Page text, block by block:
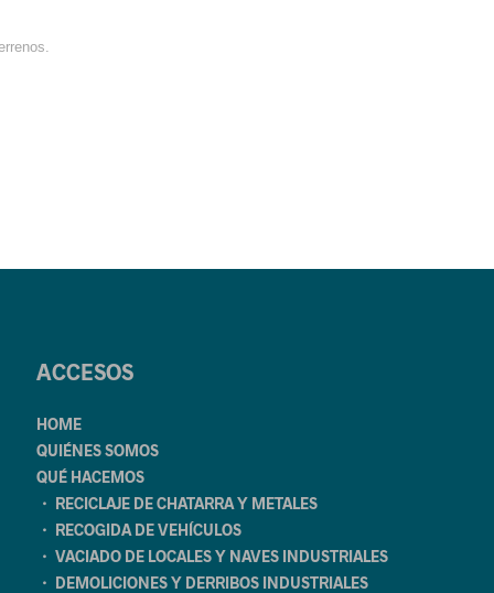
ACCESOS
HOME
QUIÉNES SOMOS
QUÉ HACEMOS
・ RECICLAJE DE CHATARRA Y METALES
・ RECOGIDA DE VEHÍCULOS
・ VACIADO DE LOCALES Y NAVES INDUSTRIALES
・ DEMOLICIONES Y DERRIBOS INDUSTRIALES